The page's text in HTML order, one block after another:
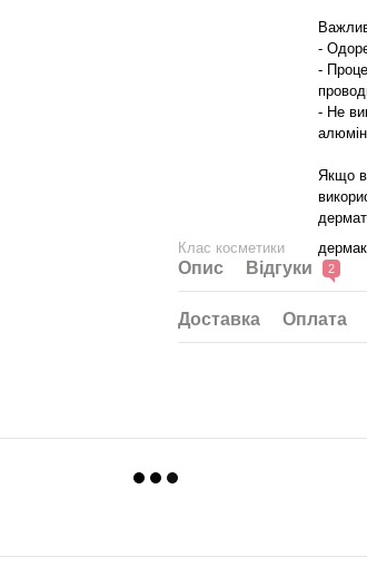
-
-
- Не
Якщо
Клас косметики
Опис Відгуки 2
Доставка Оплата